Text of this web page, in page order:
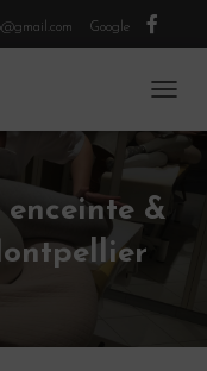
Google
U
R
enceinte &